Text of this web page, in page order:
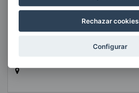
CPIFP MARISTAK DURANGO LHIPI
Rechazar cookies
Configurar